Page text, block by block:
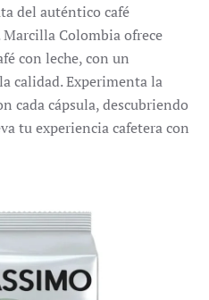
del auténtico café
Colombia ofrece
con leche, con un
calidad. Experimenta la
cada cápsula, descubriendo
tu experiencia cafetera con